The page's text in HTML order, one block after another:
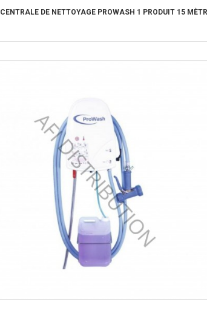
CENTRALE DE NETTOYAGE PROWASH 1 PRODUIT 15